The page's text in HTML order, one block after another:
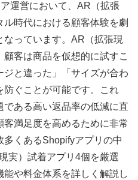
運営において、AR（拡張
時代における顧客体験を劇
っています。AR（拡張現
客は商品を仮想的に試すこ
と違った」「サイズが合わ
防ぐことが可能です。これ
ある高い返品率の低減に直
満足度を高めるために非常
くあるShopifyアプリの中
実）試着アプリ4個を厳選
や料金体系を詳しく解説し